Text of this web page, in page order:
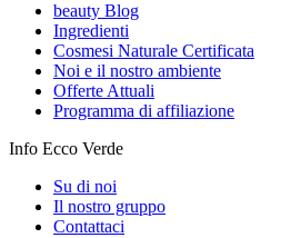
beauty Blog
Ingredienti
Cosmesi Naturale Certificata
Noi e il nostro ambiente
Offerte Attuali
Programma di affiliazione
Info Ecco Verde
Su di noi
Il nostro gruppo
Contattaci